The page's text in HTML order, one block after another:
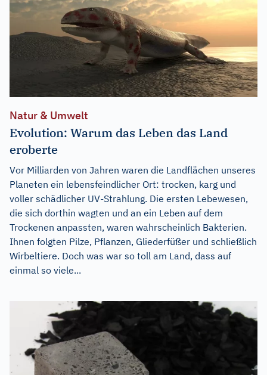
Natur & Umwelt
Evolution: Warum das Leben das Land
eroberte
Vor Milliarden von Jahren waren die Landflächen unseres
Planeten ein lebensfeindlicher Ort: trocken, karg und
voller schädlicher UV-Strahlung. Die ersten Lebewesen,
die sich dorthin wagten und an ein Leben auf dem
Trockenen anpassten, waren wahrscheinlich Bakterien.
Ihnen folgten Pilze, Pflanzen, Gliederfüßer und schließlich
Wirbeltiere. Doch was war so toll am Land, dass auf
einmal so viele...